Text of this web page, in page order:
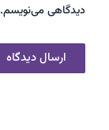
دیدگاهی می‌نویسم.